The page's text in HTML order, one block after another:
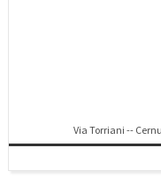
Via Torriani --